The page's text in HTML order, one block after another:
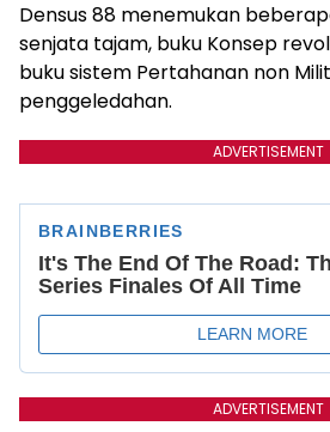
Densus 88 menemukan
senjata tajam, buku Konsep
buku sistem Pertahanan non
penggeledahan.
ADVERTISEMENT
ADVERTISEMENT